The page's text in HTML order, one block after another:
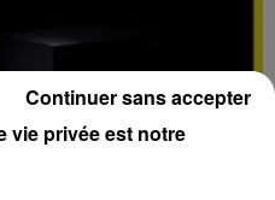
vie privée est notre
Continuer sans accepter